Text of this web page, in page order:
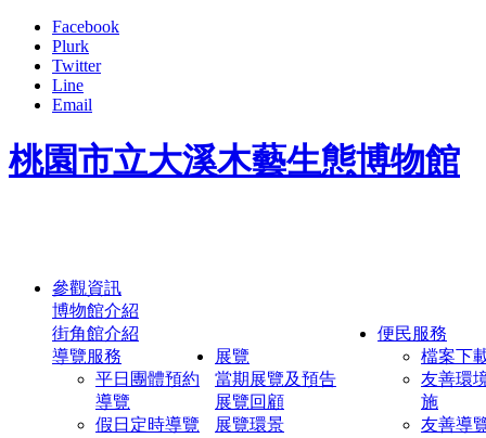
Facebook
Plurk
Twitter
Line
Email
桃園市立大溪木藝生態博物館
參觀資訊
博物館介紹
街角館介紹
導覽服務
平日團體預約
導覽
假日定時導覽
展覽
當期展覽及預告
展覽回顧
展覽環景
便民服務
檔案下
友善環
施
友善導